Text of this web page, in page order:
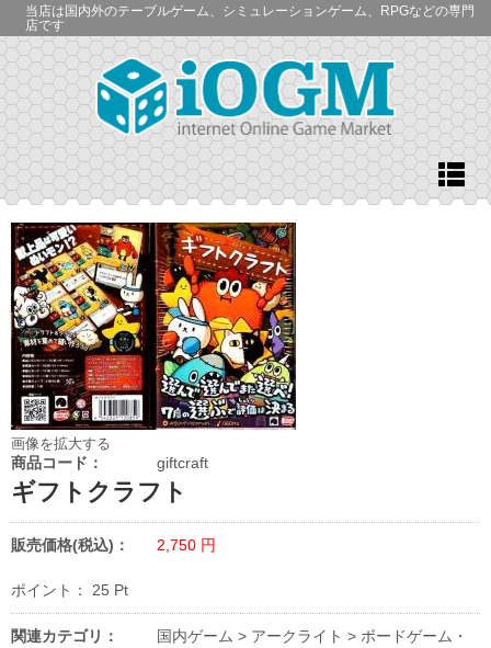
当店は国内外のテーブルゲーム、シミュレーションゲーム、RPGなどの専門
店です
画像を拡大する
商品コード： giftcraft
ギフトクラフト
販売価格(税込)： 2,750 円
ポイント： 25 Pt
関連カテゴリ： 国内ゲーム > アークライト > ボードゲーム・